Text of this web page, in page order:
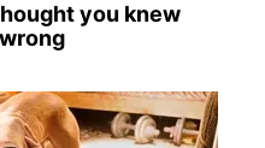
you knew